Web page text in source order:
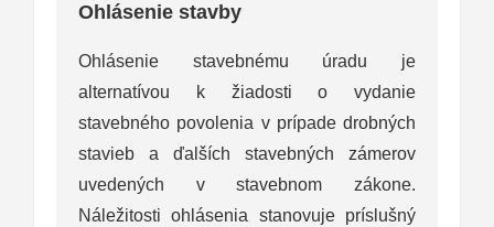
Ohlásenie stavby
Ohlásenie stavebnému úradu je
alternatívou k žiadosti o vydanie
stavebného povolenia v prípade drobných
stavieb a ďalších stavebných zámerov
uvedených v stavebnom zákone.
Náležitosti ohlásenia stanovuje príslušný